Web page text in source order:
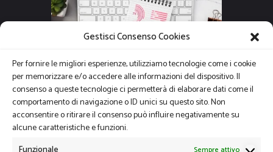
Gestisci Consenso Cookies
Per fornire le migliori esperienze, utilizziamo tecnologie come i cookie
per memorizzare e/o accedere alle informazioni del dispositivo. Il
consenso a queste tecnologie ci permetterà di elaborare dati come il
comportamento di navigazione o ID unici su questo sito. Non
acconsentire o ritirare il consenso può influire negativamente su
alcune caratteristiche e funzioni.